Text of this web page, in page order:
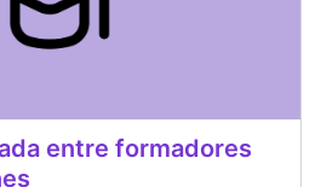
entre formadores